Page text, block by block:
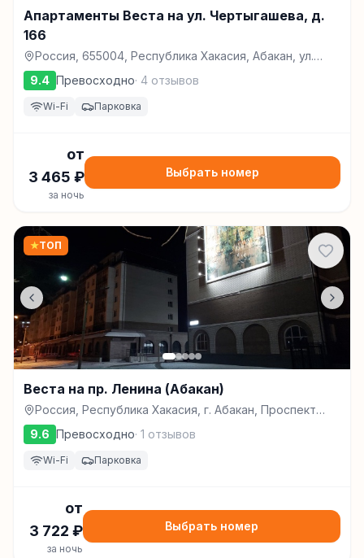
Апартаменты Веста на ул. Чертыгашева, д.
166
Россия, 655004, Республика Хакасия, Абакан, ул.
Чертыгашева, д. 166, Абакан
9.4 Превосходно· 4 отзывов
Wi-Fi Парковка
от
3 465 ₽
за ночь
Выбрать номер
★ТОП
Веста на пр. Ленина (Абакан)
Россия, Республика Хакасия, г. Абакан, Проспект
Ленина, д. 54, Абакан
9.6 Превосходно· 1 отзывов
Wi-Fi Парковка
от
3 722 ₽
за ночь
Выбрать номер